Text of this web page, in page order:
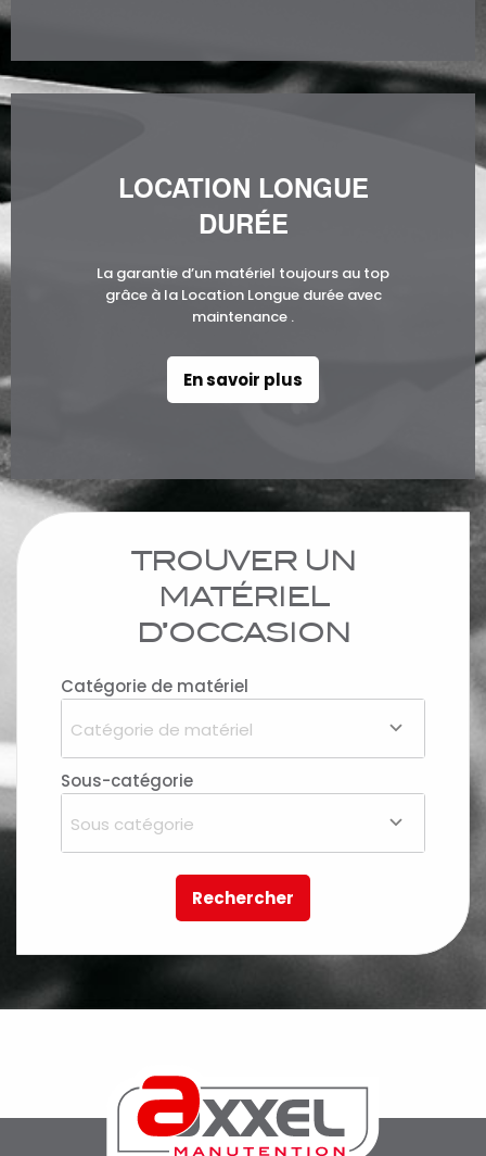
LOCATION LONGUE
DURÉE
La garantie d’un matériel toujours au top
grâce à la Location Longue durée avec
maintenance .
En savoir plus
TROUVER UN
MATÉRIEL
D’OCCASION
Catégorie de matériel
Catégorie de matériel
Sous-catégorie
Sous catégorie
Rechercher